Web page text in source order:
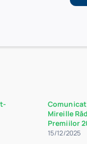
Comunicat
Mireille
Premiilor
15/12/2025